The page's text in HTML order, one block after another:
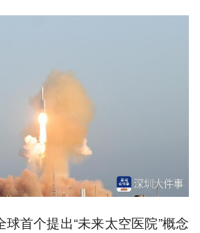
首个提出“未来太空医院”概念